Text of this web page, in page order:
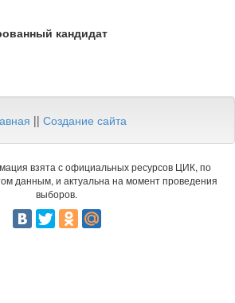
кандидат
|| Создание сайта
взята с официальных ресурсов ЦИК, по
данным, и актуальна на момент проведения
выборов.